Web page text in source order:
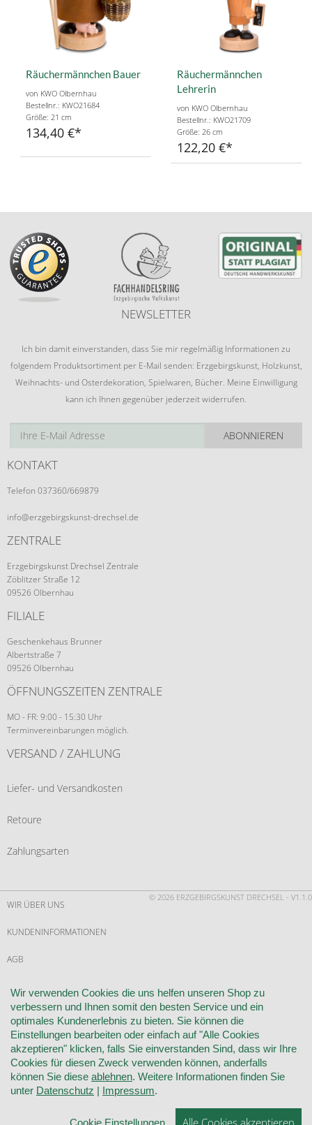
Räuchermännchen Bauer
von KWO Olbernhau
Bestellnr.: KWO21684
Größe: 21 cm
134,40 €
Räuchermännchen
Lehrerin
von KWO Olbernhau
Bestellnr.: KWO21709
Größe: 26 cm
122,20 €
NEWSLETTER
Ich bin damit einverstanden, dass Sie mir regelmäßig Informationen zu
folgendem Produktsortiment per E-Mail senden: Erzgebirgskunst, Holzkunst,
Weihnachts- und Osterdekoration, Spielwaren, Bücher. Meine Einwilligung
kann ich Ihnen gegenüber jederzeit widerrufen.
ABONNIEREN
KONTAKT
Telefon 037360/669879
info@erzgebirgskunst-drechsel.de
ZENTRALE
Erzgebirgskunst Drechsel Zentrale
Zöblitzer Straße 12
09526 Olbernhau
FILIALE
Geschenkehaus Brunner
Albertstraße 7
09526 Olbernhau
ÖFFNUNGSZEITEN ZENTRALE
MO - FR: 9:00 - 15:30 Uhr
Terminvereinbarungen möglich.
VERSAND / ZAHLUNG
Liefer- und Versandkosten
Retoure
Zahlungsarten
© 2026 ERZGEBIRGSKUNST DRECHSEL - V1.1.0
WIR ÜBER UNS
KUNDENINFORMATIONEN
AGB
WIDERRUF
VERTRAG WIDERRUFEN
KONTAKT
DATENSCHUTZ
COOKIE-EINSTELLUNGEN
Wir verwenden Cookies die uns helfen unseren Shop zu
verbessern und Ihnen somit den besten Service und ein
optimales Kundenerlebnis zu bieten. Sie können die
Einstellungen bearbeiten oder einfach auf "Alle Cookies
akzeptieren" klicken, falls Sie einverstanden Sind, dass wir Ihre
Cookies für diesen Zweck verwenden können, anderfalls
können Sie diese ablehnen. Weitere Informationen finden Sie
unter Datenschutz | Impressum.
Cookie Einstellungen Alle Cookies akzeptieren